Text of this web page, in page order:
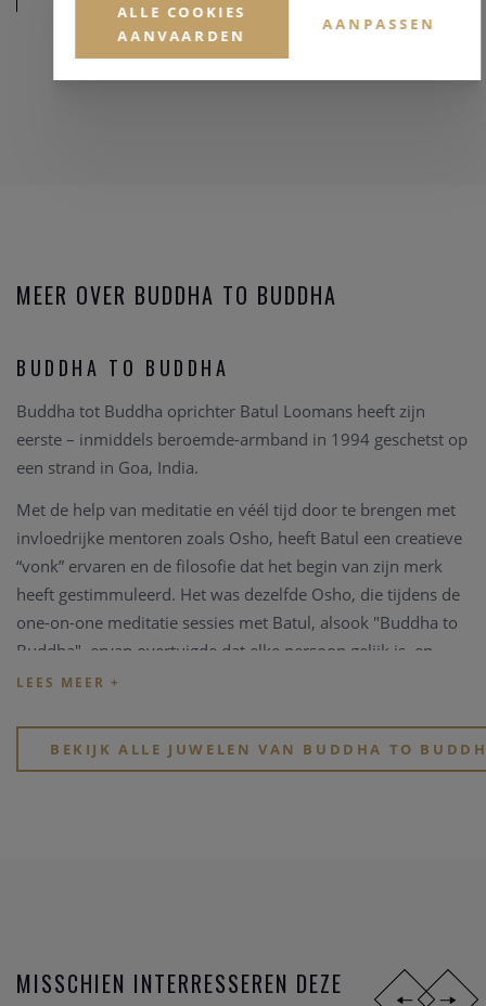
MEER OVER BUDDHA TO BUDDHA
BUDDHA TO BUDDHA
Buddha tot Buddha oprichter Batul Loomans heeft zijn
eerste – inmiddels beroemde-armband in 1994 geschetst op
een strand in Goa, India.
Met de help van meditatie en véél tijd door te brengen met
invloedrijke mentoren zoals Osho, heeft Batul een creatieve
“vonk” ervaren en de filosofie dat het begin van zijn merk
heeft gestimmuleerd. Het was dezelfde Osho, die tijdens de
one-on-one meditatie sessies met Batul, alsook "Buddha to
Buddha", ervan overtuigde dat elke persoon gelijk is, en
zodus werd het merk geboren.
CRAFTSMANSHIP
Het Indonesische eiland Bali is wereldwijd bekend voor zijn
geloof dat Buddha tot Buddha drijft, juwelen te ontwikkelen
BEKIJK ALLE JUWELEN VAN BUDDHA TO
MISSCHIEN INTERRESSEREN DEZE
ALLE COOKIES
AANVAARDEN
AANPASSEN